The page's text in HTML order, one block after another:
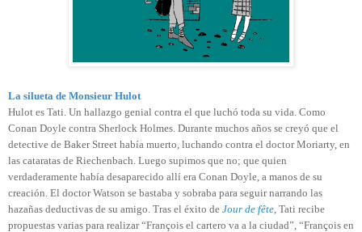
La silueta de Monsieur Hulot
Hulot es Tati. Un hallazgo genial contra el que luchó toda su vida. Como
Conan Doyle contra Sherlock Holmes. Durante muchos años se creyó que el
detective de Baker Street había muerto, luchando contra el doctor Moriarty, en
las cataratas de Riechenbach. Luego supimos que no; que quien
verdaderamente había desaparecido allí era Conan Doyle, a manos de su
creación. El doctor Watson se bastaba y sobraba para seguir narrando las
hazañas deductivas de su amigo. Tras el éxito de Jour de fête, Tati recibe
propuestas varias para realizar “François el cartero va a la ciudad”, “François en